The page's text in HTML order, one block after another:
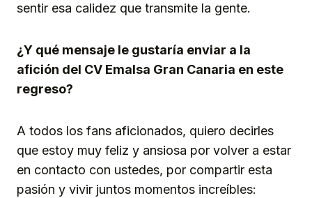
sentir esa calidez que transmite la gente.
¿Y qué mensaje le gustaría enviar a la
afición del CV Emalsa Gran Canaria en este
regreso?
A todos los fans aficionados, quiero decirles
que estoy muy feliz y ansiosa por volver a estar
en contacto con ustedes, por compartir esta
pasión y vivir juntos momentos increíbles: